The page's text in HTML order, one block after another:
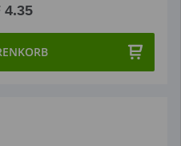
4.35